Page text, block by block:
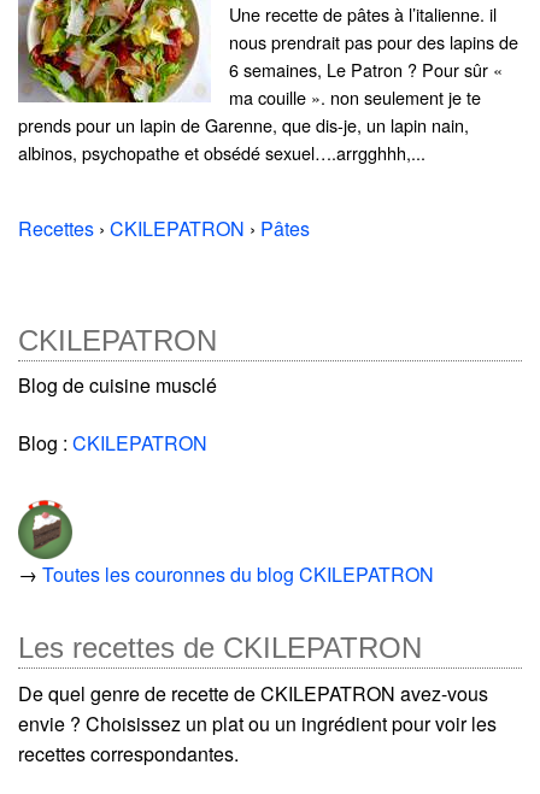
Une recette de pâtes à l’italienne. il
nous prendrait pas pour des lapins de
6 semaines, Le Patron ? Pour sûr «
ma couille ». non seulement je te
prends pour un lapin de Garenne, que dis-je, un lapin nain,
albinos, psychopathe et obsédé sexuel….arrgghhh,...
Recettes › CKILEPATRON › Pâtes
CKILEPATRON
Blog de cuisine musclé
Blog : CKILEPATRON
→ Toutes les couronnes du blog CKILEPATRON
Les recettes de CKILEPATRON
De quel genre de recette de CKILEPATRON avez-vous
envie ? Choisissez un plat ou un ingrédient pour voir les
recettes correspondantes.